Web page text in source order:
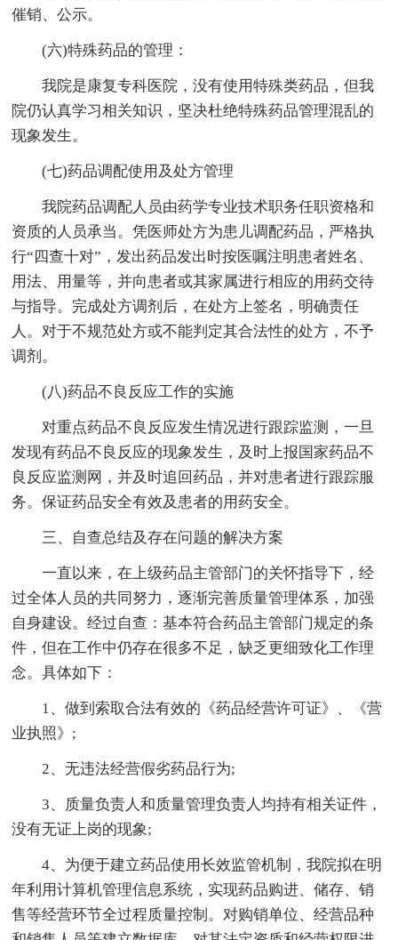
催销、公示。
(六)特殊药品的管理：
我院是康复专科医院，没有使用特殊类药品，但我
院仍认真学习相关知识，坚决杜绝特殊药品管理混乱的
现象发生。
(七)药品调配使用及处方管理
我院药品调配人员由药学专业技术职务任职资格和
资质的人员承当。凭医师处方为患儿调配药品，严格执
行“四查十对”，发出药品发出时按医嘱注明患者姓名、
用法、用量等，并向患者或其家属进行相应的用药交待
与指导。完成处方调剂后，在处方上签名，明确责任
人。对于不规范处方或不能判定其合法性的处方，不予
调剂。
(八)药品不良反应工作的实施
对重点药品不良反应发生情况进行跟踪监测，一旦
发现有药品不良反应的现象发生，及时上报国家药品不
良反应监测网，并及时追回药品，并对患者进行跟踪服
务。保证药品安全有效及患者的用药安全。
三、自查总结及存在问题的解决方案
一直以来，在上级药品主管部门的关怀指导下，经
过全体人员的共同努力，逐渐完善质量管理体系，加强
自身建设。经过自查：基本符合药品主管部门规定的条
件，但在工作中仍存在很多不足，缺乏更细致化工作理
念。具体如下：
1、做到索取合法有效的《药品经营许可证》、《营
业执照》;
2、无违法经营假劣药品行为;
3、质量负责人和质量管理负责人均持有相关证件，
没有无证上岗的现象;
4、为便于建立药品使用长效监管机制，我院拟在明
年利用计算机管理信息系统，实现药品购进、储存、销
售等经营环节全过程质量控制。对购销单位、经营品种